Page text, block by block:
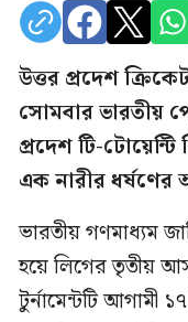
উত্তর প্রদেশ
সোমবার ভারতীয়
প্রদেশ টি-
এক নারীর
ভারতীয় গণমাধ্যম
হয়ে লিগের তৃতীয়
টুর্নামেন্টটি